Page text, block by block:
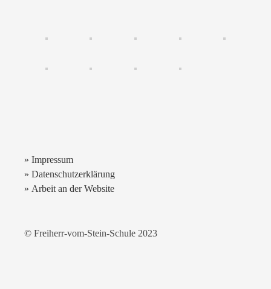
» Impressum
» Datenschutzerklärung
» Arbeit an der Website
© Freiherr-vom-Stein-Schule 2023